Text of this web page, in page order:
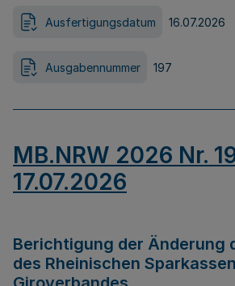
Ausfertigungsdatum 16.07.2026
Ausgabennummer 197
MB.NRW 2026 Nr.
17.07.2026
Berichtigung der Änderung
des Rheinischen